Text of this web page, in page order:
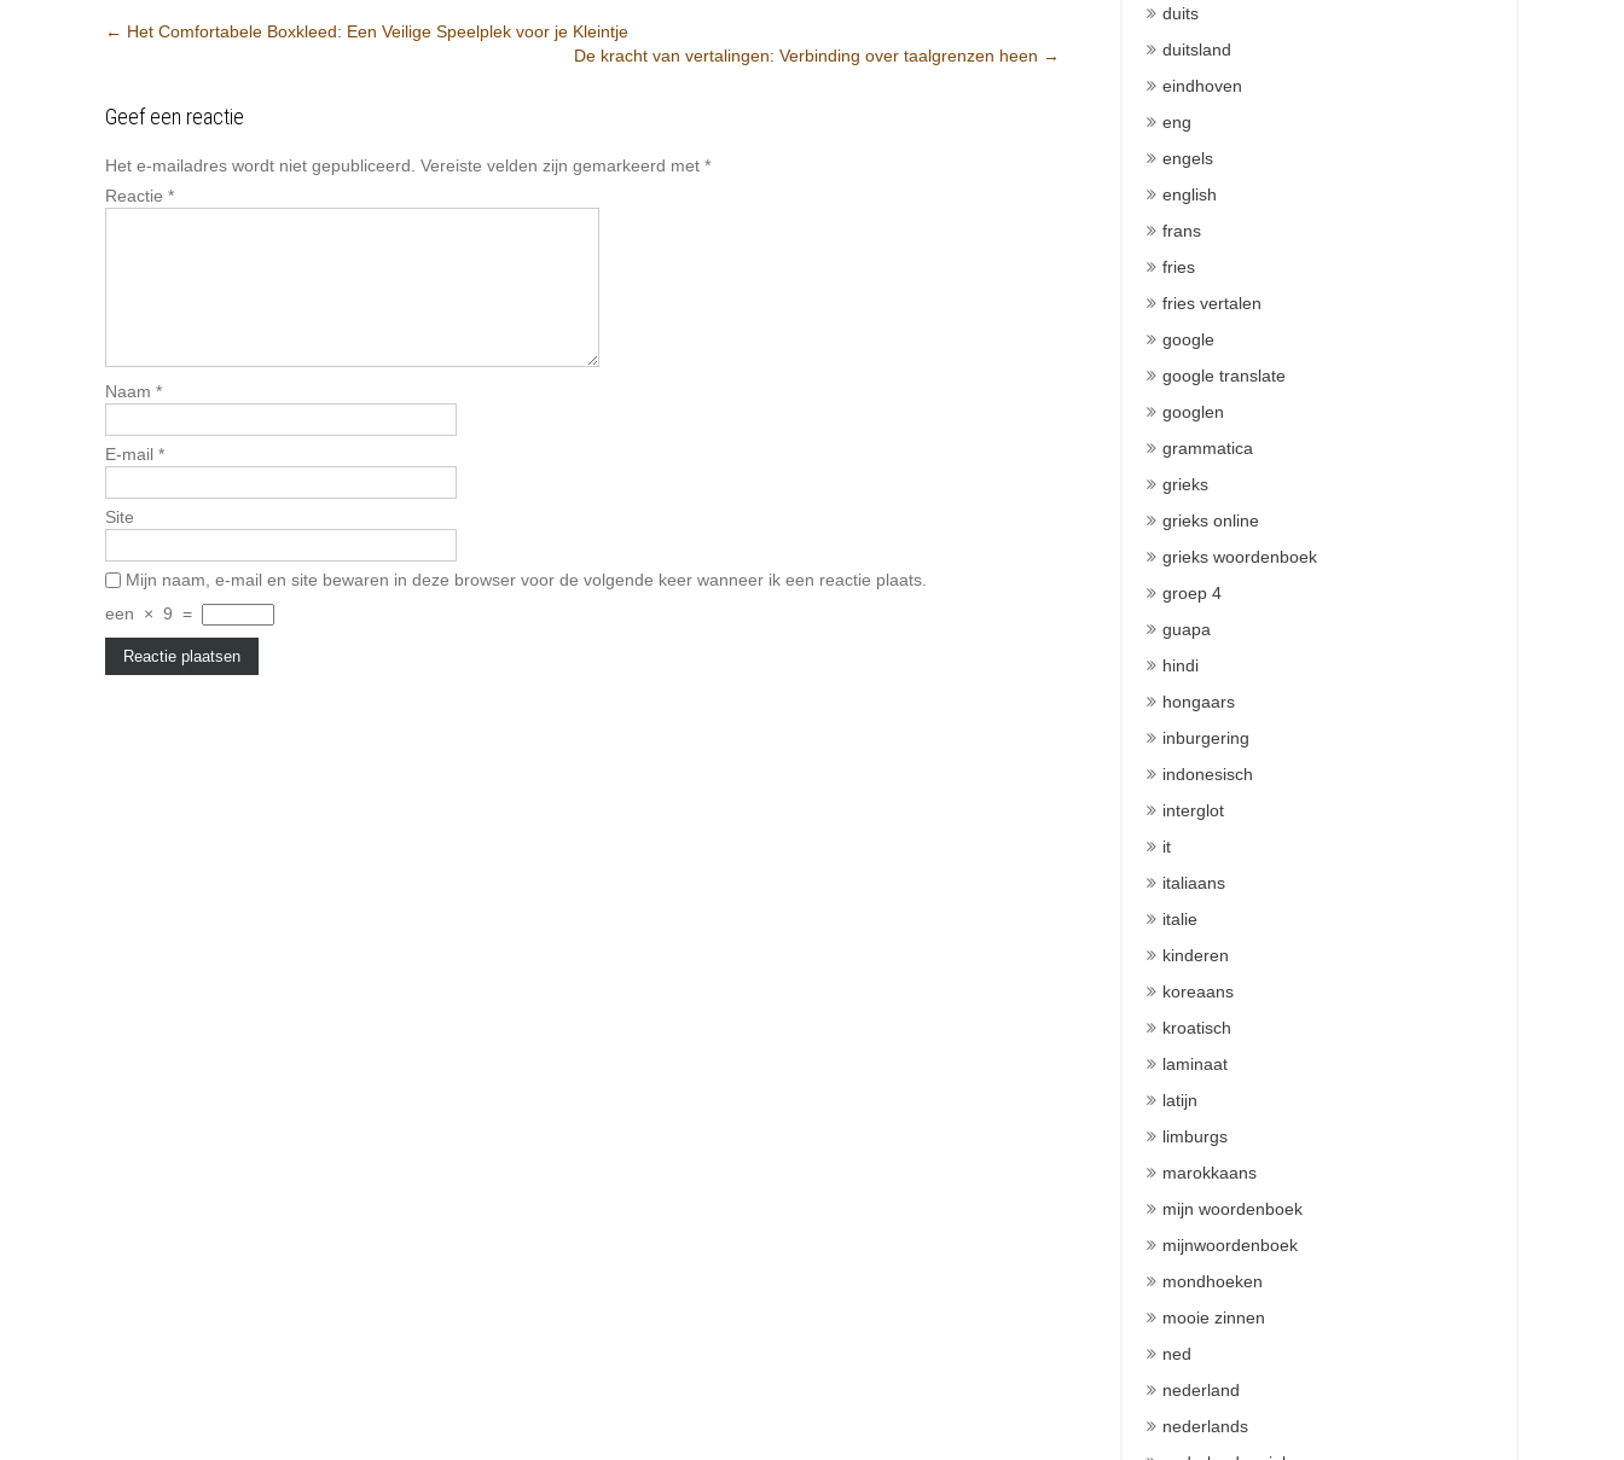
Berichtnavigatie
← Het Comfortabele Boxkleed: Een Veilige Speelplek voor je Kleintje
De kracht van vertalingen: Verbinding over taalgrenzen heen →
Geef een reactie
Het e-mailadres wordt niet gepubliceerd. Vereiste velden zijn gemarkeerd met *
Reactie *
Naam *
E-mail *
Site
Mijn naam, e-mail en site bewaren in deze browser voor de volgende keer wanneer ik een reactie plaats.
een
× 9 =
duits
duitsland
eindhoven
eng
engels
english
frans
fries
fries vertalen
google
google translate
googlen
grammatica
grieks
grieks online
grieks woordenboek
groep 4
guapa
hindi
hongaars
inburgering
indonesisch
interglot
it
italiaans
italie
kinderen
koreaans
kroatisch
laminaat
latijn
limburgs
marokkaans
mijn woordenboek
mijnwoordenboek
mondhoeken
mooie zinnen
ned
nederland
nederlands